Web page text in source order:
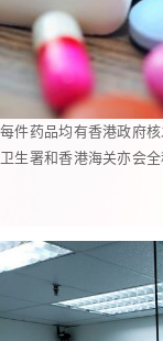
每件药品均有香港政府
卫生署和香港海关亦会